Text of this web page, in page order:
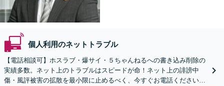
個人利用のネットトラブル
【電話相談可】ホスラブ・爆サイ・５ちゃんねるへの書き込み削除の
実績多数。ネット上のトラブルはスピードが命！ネット上の誹謗中
傷・風評被害の拡散を最小限に止めるべく、今すぐお電話ください。